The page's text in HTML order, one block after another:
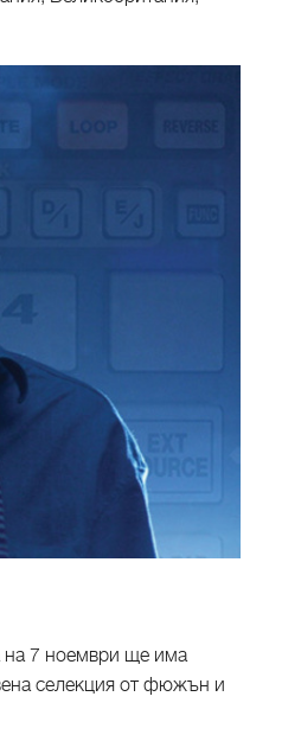
на 7 ноември ще има
селекция от фюжън и